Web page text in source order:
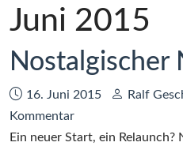
Juni 2015
Nostalgischer
Datum:
16. Juni 2015 Autor:
Ralf
Kommentarzu
Nostalgischer
Ein neuer Start, ein